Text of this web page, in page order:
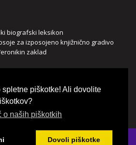
biografski leksikon
za izposojeno knjižnično gradivo
zaklad
Kamnik | Spletni piškotki
spletne piškotke! Ali dovolite
o naših piškotkih
Dovoli piškotke